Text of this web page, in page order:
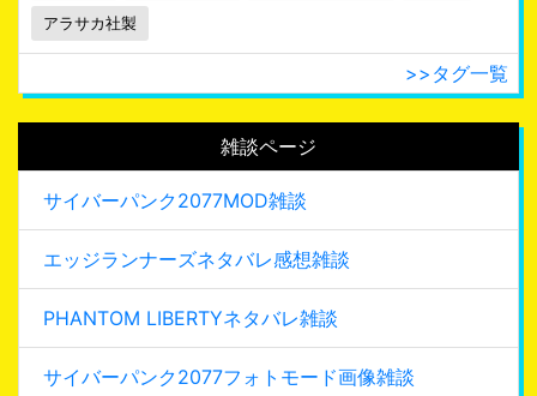
アラサカ社製
>>タグ一覧
雑談ページ
サイバーパンク2077MOD雑談
エッジランナーズネタバレ感想雑談
PHANTOM LIBERTYネタバレ雑談
サイバーパンク2077フォトモード画像雑談